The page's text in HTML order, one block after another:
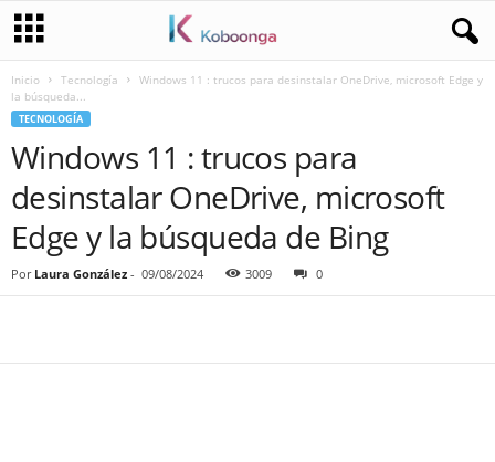
Inicio Tecnología
Windows 11 : trucos para desinstalar OneDrive, microsoft Edge y
la búsqueda...
TECNOLOGÍA
Windows 11 : trucos para
desinstalar OneDrive, microsoft
Edge y la búsqueda de Bing
Por Laura González - 09/08/2024 3009 0